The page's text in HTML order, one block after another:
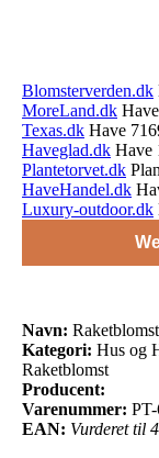
Blomsterverden.dk
MoreLand.dk
Texas.dk Have
Haveglad.dk Have
Plantetorvet.dk
HaveHandel.dk
Luxury-outdoor.dk
Navn:
Kategori: Hus og
Raketblomst
Producent:
Varenummer:
EAN: Vurderet til